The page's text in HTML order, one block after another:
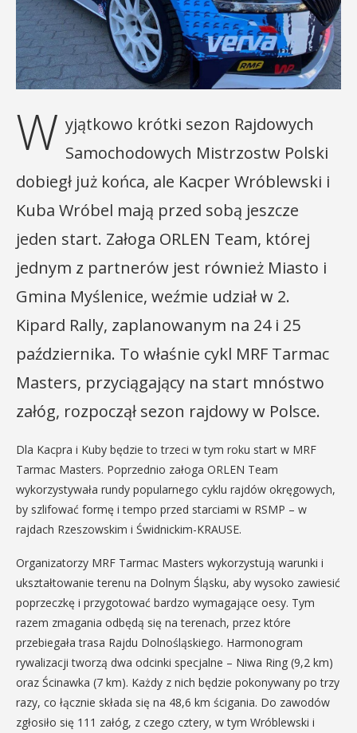
W yjątkowo krótki sezon Rajdowych
Samochodowych Mistrzostw Polski
dobiegł już końca, ale Kacper Wróblewski i
Kuba Wróbel mają przed sobą jeszcze
jeden start. Załoga ORLEN Team, której
jednym z partnerów jest również Miasto i
Gmina Myślenice, weźmie udział w 2.
Kipard Rally, zaplanowanym na 24 i 25
października. To właśnie cykl MRF Tarmac
Masters, przyciągający na start mnóstwo
załóg, rozpoczął sezon rajdowy w Polsce.
Dla Kacpra i Kuby będzie to trzeci w tym roku start w MRF
Tarmac Masters. Poprzednio załoga ORLEN Team
wykorzystywała rundy popularnego cyklu rajdów okręgowych,
by szlifować formę i tempo przed starciami w RSMP – w
rajdach Rzeszowskim i Świdnickim-KRAUSE.
Organizatorzy MRF Tarmac Masters wykorzystują warunki i
ukształtowanie terenu na Dolnym Śląsku, aby wysoko zawiesić
poprzeczkę i przygotować bardzo wymagające oesy. Tym
razem zmagania odbędą się na terenach, przez które
przebiegała trasa Rajdu Dolnośląskiego. Harmonogram
rywalizacji tworzą dwa odcinki specjalne – Niwa Ring (9,2 km)
oraz Ścinawka (7 km). Każdy z nich będzie pokonywany po trzy
razy, co łącznie składa się na 48,6 km ścigania. Do zawodów
zgłosiło się 111 załóg, z czego cztery, w tym Wróblewski i